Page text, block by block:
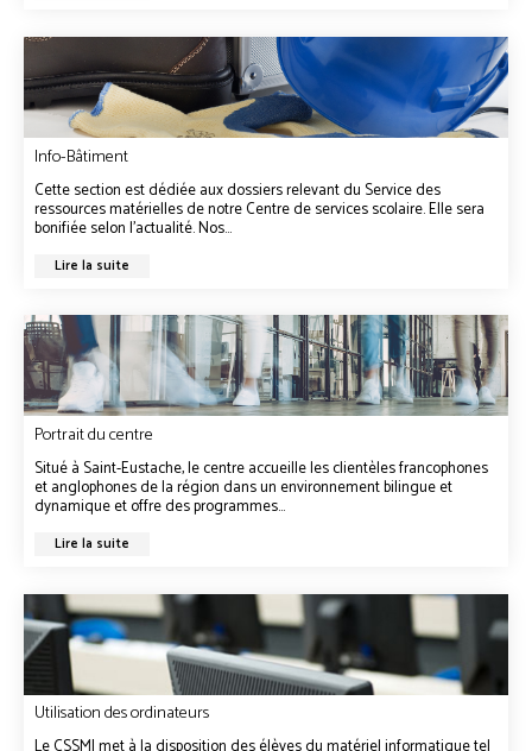
Info-Bâtiment
Cette section est dédiée aux dossiers relevant du Service des
ressources matérielles de notre Centre de services scolaire. Elle sera
bonifiée selon l’actualité. Nos...
Lire la suite
Portrait du centre
Situé à Saint-Eustache, le centre accueille les clientèles francophones
et anglophones de la région dans un environnement bilingue et
dynamique et offre des programmes...
Lire la suite
Utilisation des ordinateurs